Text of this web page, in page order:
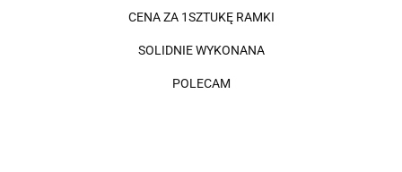
CENA ZA 1SZTUKĘ RAMKI
SOLIDNIE WYKONANA
POLECAM